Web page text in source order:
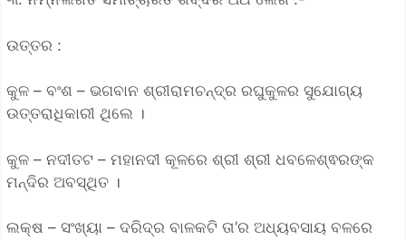
ଉତ୍ତର :
କୁଳ – ବଂଶ – ଭଗବାନ ଶ୍ରୀରାମଚନ୍ଦ୍ର ରଘୁକୁଳର ସୁଯୋଗ୍ୟ
ଉତ୍ତରାଧିକାରୀ ଥିଲେ ।
କୁଳ – ନଦୀତଟ – ମହାନଦୀ କୂଳରେ ଶ୍ରୀ ଶ୍ରୀ ଧବଳେଶ୍ଵରଙ୍କ
ମନ୍ଦିର ଅବସ୍ଥିତ ।
ଲକ୍ଷ – ସଂଖ୍ୟା – ଦରିଦ୍ର ବାଳକଟି ତା’ର ଅଧ୍ୟବସାୟ ବଳରେ